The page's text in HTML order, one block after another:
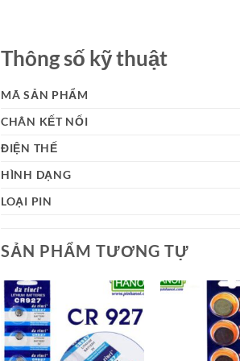
Thông số kỹ thuật
MÃ SẢN PHẨM
CHÂN KẾT NỐI
ĐIỆN THẾ
HÌNH DẠNG
LOẠI PIN
SẢN PHẨM TƯƠNG TỰ